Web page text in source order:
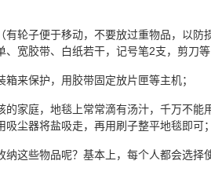
有轮子便于移动，不要放过重物品，以
宽胶带、白纸若干，记号笔2支，剪刀等
来保护，用胶带固定放片匣等主机；
的家庭，地毯上常常滴有汤汁，千万不
尘器将盐吸走，再用刷子整平地毯即可；
纳这些物品呢？基本上，每个人都会选